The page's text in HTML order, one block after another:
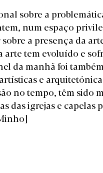
sobre a
num espaço
a presença da
arte tem evoluído e
da manhã foi
e
no tempo, têm sido
das igrejas e capelas